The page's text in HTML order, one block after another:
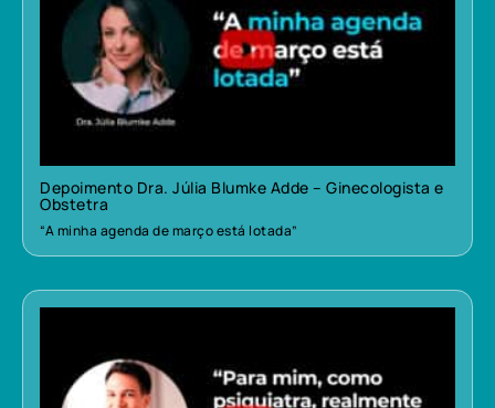
Depoimento Dra. Júlia Blumke Adde – Ginecologista e
Obstetra
“A minha agenda de março está lotada”